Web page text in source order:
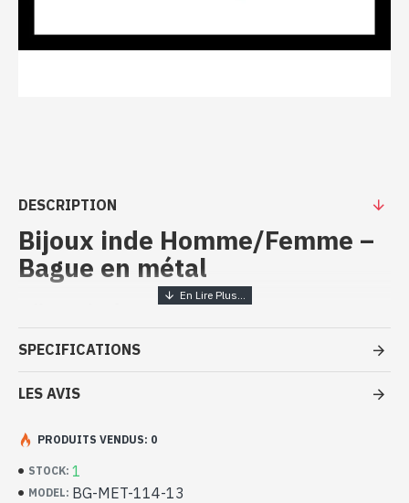
DESCRIPTION
Bijoux inde Homme/Femme –
Bague en métal
Bijoux inde artisanaux – Bague
métal
- Bague en métal
- Faite à la main au Rajasthan ( INDE )
-Livrée avec un petit sac artisanal
Bague indienne en métal (BG-MET-
114-13)
SPECIFICATIONS
LES AVIS
STOCK: 1
MODEL: BG-MET-114-13
PRODUITS VENDUS: 0